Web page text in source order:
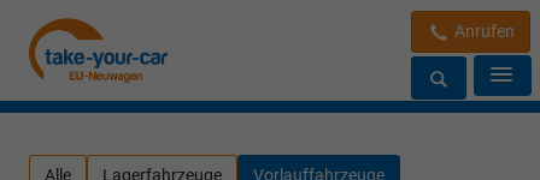
Anrufen
Alle Lagerfahrzeuge Vorlauffahrzeuge